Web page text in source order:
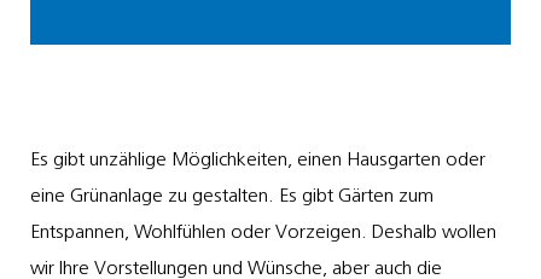
Es gibt unzählige Möglichkeiten, einen Hausgarten oder
eine Grünanlage zu gestalten. Es gibt Gärten zum
Entspannen, Wohlfühlen oder Vorzeigen. Deshalb wollen
wir Ihre Vorstellungen und Wünsche, aber auch die